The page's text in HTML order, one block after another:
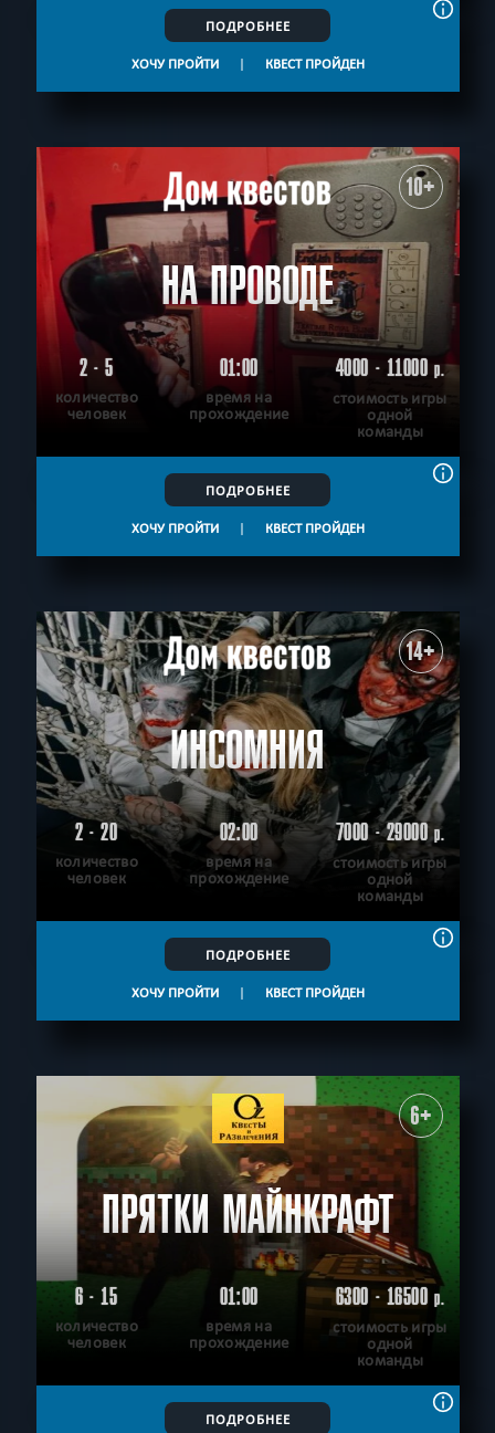
ПОДРОБНЕЕ
ХОЧУ ПРОЙТИ | КВЕСТ ПРОЙДЕН
10+
НА ПРОВОДЕ
2 - 5
количество
человек
01:00
время на
прохождение
4000 - 11000р.
стоимость игры
одной
команды
ПОДРОБНЕЕ
ХОЧУ ПРОЙТИ | КВЕСТ ПРОЙДЕН
14+
ИНСОМНИЯ
2 - 20
количество
человек
02:00
время на
прохождение
7000 - 29000р.
стоимость игры
одной
команды
ПОДРОБНЕЕ
ХОЧУ ПРОЙТИ | КВЕСТ ПРОЙДЕН
6+
ПРЯТКИ МАЙНКРАФТ
6 - 15
количество
человек
01:00
время на
прохождение
6300 - 16500р.
стоимость игры
одной
команды
ПОДРОБНЕЕ